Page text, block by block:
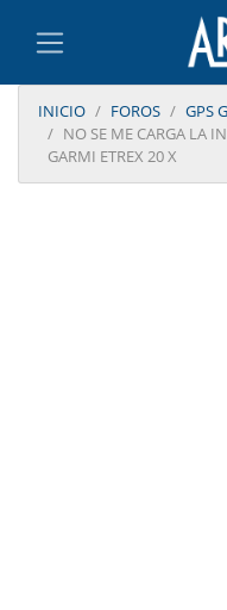
INICIO FOROS
GPS
NO SE ME CARGA LA
GARMI ETREX 20 X